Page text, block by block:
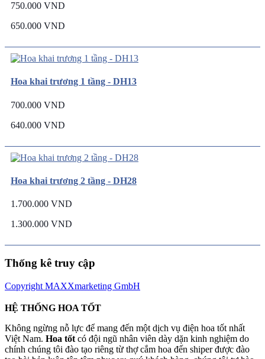
750.000 VND
650.000 VND
Hoa khai trương 1 tầng - DH13
700.000 VND
640.000 VND
Hoa khai trương 2 tầng - DH28
1.700.000 VND
1.300.000 VND
Thống kê truy cập
Copyright MAXXmarketing GmbH
HỆ THỐNG HOA TỐT
Không ngừng nỗ lực để mang đến một dịch vụ điện hoa tốt nhất
Việt Nam. Hoa tốt có đội ngũ nhân viên dày dặn kinh nghiệm do
chính chúng tôi đào tạo riêng từ thợ cắm hoa đến shiper được đào